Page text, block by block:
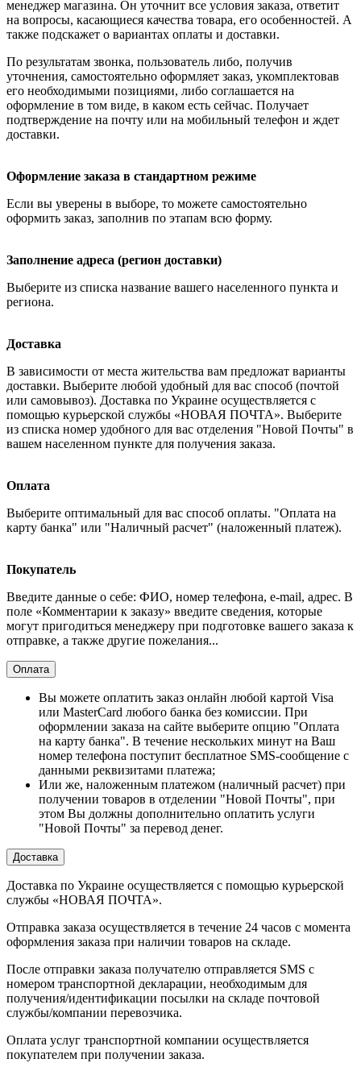
менеджер магазина. Он уточнит все условия заказа, ответит
на вопросы, касающиеся качества товара, его особенностей. А
также подскажет о вариантах оплаты и доставки.
По результатам звонка, пользователь либо, получив
уточнения, самостоятельно оформляет заказ, укомплектовав
его необходимыми позициями, либо соглашается на
оформление в том виде, в каком есть сейчас. Получает
подтверждение на почту или на мобильный телефон и ждет
доставки.
Оформление заказа в стандартном режиме
Если вы уверены в выборе, то можете самостоятельно
оформить заказ, заполнив по этапам всю форму.
Заполнение адреса (регион доставки)
Выберите из списка название вашего населенного пункта и
региона.
Доставка
В зависимости от места жительства вам предложат варианты
доставки. Выберите любой удобный для вас способ (почтой
или самовывоз). Доставка по Украине осуществляется с
помощью курьерской службы «НОВАЯ ПОЧТА». Выберите
из списка номер удобного для вас отделения "Новой Почты" в
вашем населенном пункте для получения заказа.
Оплата
Выберите оптимальный для вас способ оплаты. "Оплата на
карту банка" или "Наличный расчет" (наложенный платеж).
Покупатель
Введите данные о себе: ФИО, номер телефона, e-mail, адрес. В
поле «Комментарии к заказу» введите сведения, которые
могут пригодиться менеджеру при подготовке вашего заказа к
отправке, а также другие пожелания...
Оплата
Вы можете оплатить заказ онлайн любой картой Visa
или MasterCard любого банка без комиссии. При
оформлении заказа на сайте выберите опцию "Оплата
на карту банка". В течение нескольких минут на Ваш
номер телефона поступит бесплатное SMS-сообщение с
данными реквизитами платежа;
Или же, наложенным платежом (наличный расчет) при
получении товаров в отделении "Новой Почты", при
этом Вы должны дополнительно оплатить услуги
"Новой Почты" за перевод денег.
Доставка
Доставка по Украине осуществляется с помощью курьерской
службы «НОВАЯ ПОЧТА».
Отправка заказа осуществляется в течение 24 часов с момента
оформления заказа при наличии товаров на складе.
После отправки заказа получателю отправляется SMS с
номером транспортной декларации, необходимым для
получения/идентификации посылки на складе почтовой
службы/компании перевозчика.
Оплата услуг транспортной компании осуществляется
покупателем при получении заказа.